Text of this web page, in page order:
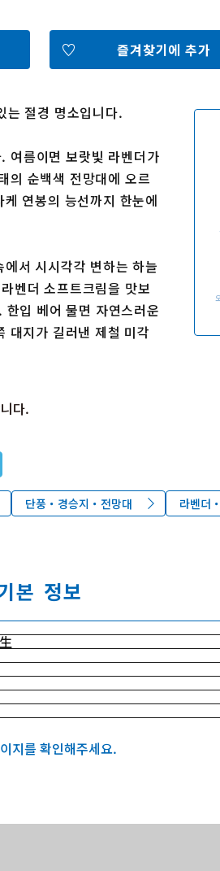
포토갤러리
영상갤러리
운영조직 소개
링크
는 절경 명소입니다.
여름이면 보랏빛 라벤더가
의 순백색 전망대에 오르
연봉의 능선까지 한눈에
서 시시각각 변하는 하늘
벤더 소프트크림을 맛보
입 베어 물면 자연스러운
대지가 길러낸 제철 미각
다.
즐겨찾기에 추가
단풍・경승지・전망대 라벤더
본 정보
지를 확인해주세요.